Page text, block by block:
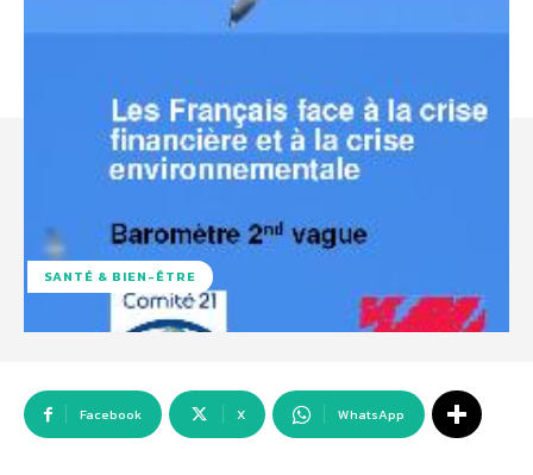
SANTÉ & BIEN-ÊTRE
Facebook X WhatsApp